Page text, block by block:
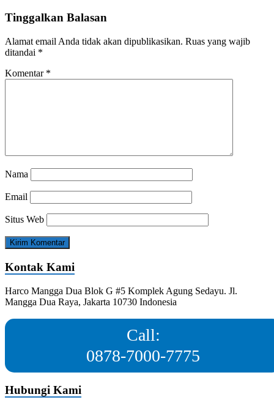
Tinggalkan Balasan
Alamat email Anda tidak akan dipublikasikan. Ruas yang wajib
ditandai *
Komentar *
Nama
Email
Situs Web
Kontak Kami
Harco Mangga Dua Blok G #5 Komplek Agung Sedayu. Jl.
Mangga Dua Raya, Jakarta 10730 Indonesia
Call:
0878-7000-7775
Hubungi Kami